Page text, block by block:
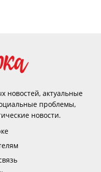
новостей, актуальные
проблемы,
новости.